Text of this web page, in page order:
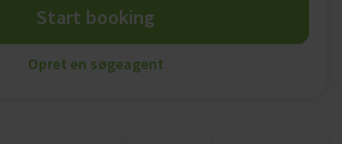
Start booking
Opret en søgeagent